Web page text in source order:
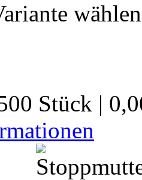
wählen
Stück |